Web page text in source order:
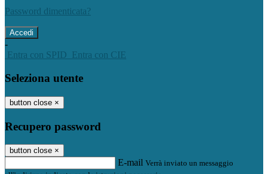
Password dimenticata?
-
Entra con SPID
Entra con CIE
Seleziona utente
button close ×
Recupero password
button close ×
E-mail Verrà inviato un messaggio